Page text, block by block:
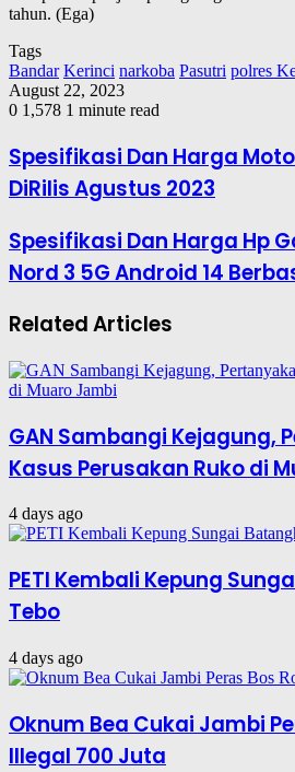
tahun. (Ega)
Tags
Bandar Kerinci narkoba Pasutri polres
August 22, 2023
0 1,578 1 minute read
Spesifikasi Dan Harga
DiRilis Agustus 2023
Spesifikasi Dan Harga Hp
Nord 3 5G Android 14
Related Articles
GAN Sambangi Kejagung,
Kasus Perusakan Ruko di
4 days ago
PETI Kembali Kepung
Tebo
4 days ago
Oknum Bea Cukai Jambi
Illegal 700 Juta